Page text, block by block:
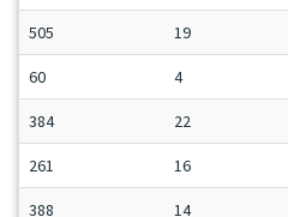
505 19
60 4
384 22
261 16
388 14